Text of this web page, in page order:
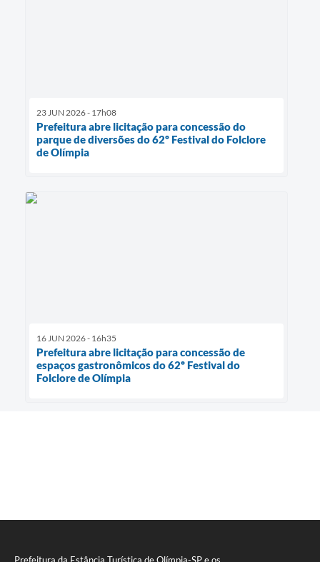
23 JUN 2026 - 17h08
Prefeitura abre licitação para concessão do
parque de diversões do 62º Festival do Folclore
de Olímpia
16 JUN 2026 - 16h35
Prefeitura abre licitação para concessão de
espaços gastronômicos do 62º Festival do
Folclore de Olímpia